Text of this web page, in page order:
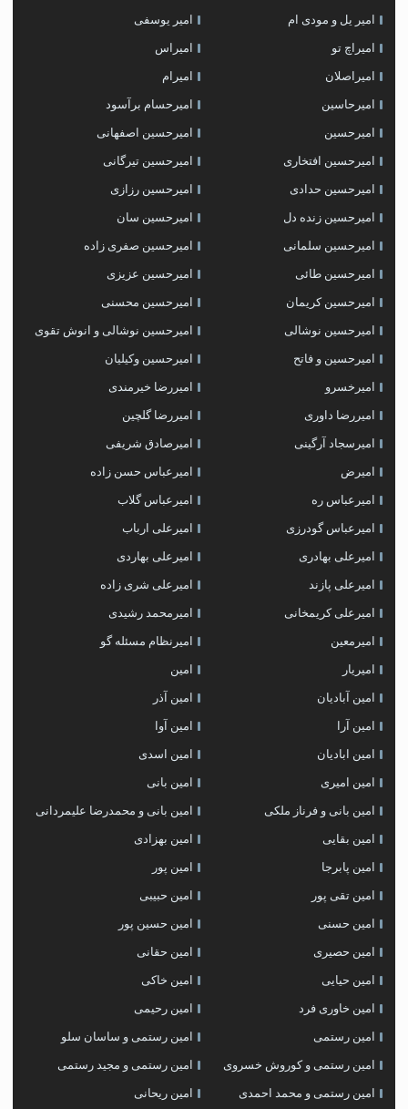
امیر یل و مودی ام امیر یوسفی
امیراچ تو امیراس
امیراصلان امیرام
امیرحاسین امیرحسام برآسود
امیرحسین امیرحسین اصفهانی
امیرحسین افتخاری امیرحسین تیرگانی
امیرحسین حدادی امیرحسین رزازی
امیرحسین زنده دل امیرحسین سان
امیرحسین سلمانی امیرحسین صفری زاده
امیرحسین طائی امیرحسین عزیزی
امیرحسین کریمان امیرحسین محسنی
امیرحسین نوشالی امیرحسین نوشالی و انوش تقوی
امیرحسین و فاتح امیرحسین وکیلیان
امیرخسرو امیررضا خیرمندی
امیررضا داوری امیررضا گلچین
امیرسجاد آرگینی امیرصادق شریفی
امیرض امیرعباس حسن زاده
امیرعباس ره امیرعباس گلاب
امیرعباس گودرزی امیرعلی ارباب
امیرعلی بهادری امیرعلی بهاردی
امیرعلی پازند امیرعلی شری زاده
امیرعلی کریمخانی امیرمحمد رشیدی
امیرمعین امیرنظام مسئله گو
امیریار امین
امین آبادیان امین آذر
امین آرا امین آوا
امین ابادیان امین اسدی
امین امیری امین بانی
امین بانی و فرناز ملکی امین بانی و محمدرضا علیمردانی
امین بقایی امین بهزادی
امین پابرجا امین پور
امین تقی پور امین حبیبی
امین حسنی امین حسین پور
امین حصیری امین حقانی
امین حیایی امین خاکی
امین خاوری فرد امین رحیمی
امین رستمی امین رستمی و ساسان سلو
امین رستمی و کوروش خسروی امین رستمی و مجید رستمی
امین رستمی و محمد احمدی امین ریحانی